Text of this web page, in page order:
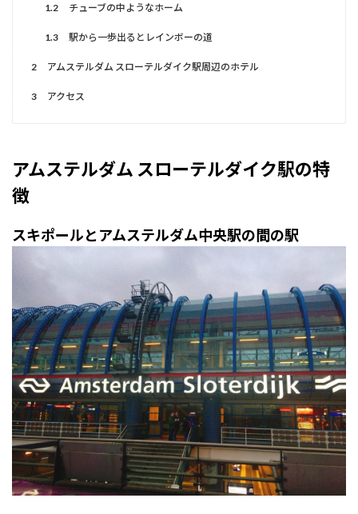
1.2 チューブの中ようなホーム
1.3 駅から一歩出るとレインボーの道
2 アムステルダム スローテルダイク駅周辺のホテル
3 アクセス
アムステルダム スローテルダイク駅の特
徴
スキポールとアムステルダム中央駅の間の駅